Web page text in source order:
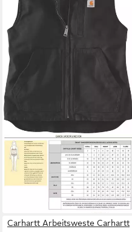
CARHARTT
Sweatweste Sherpa 104224
ab 93,59 € UVP139,99 €
-33%
Carhartt Arbeitsweste Carhartt